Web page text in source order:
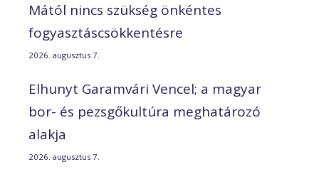
Mától nincs szükség önkéntes
fogyasztáscsökkentésre
2026. augusztus 7.
Elhunyt Garamvári Vencel; a magyar
bor- és pezsgőkultúra meghatározó
alakja
2026. augusztus 7.